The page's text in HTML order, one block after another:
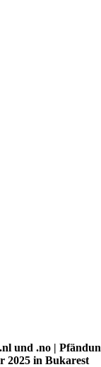
und .no |
2025 in Bukarest